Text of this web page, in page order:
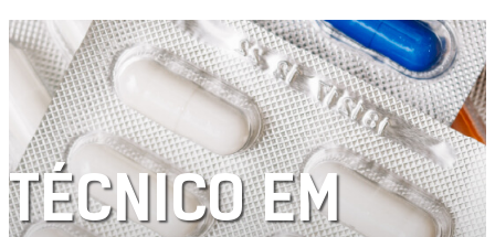
TÉCNICO EM